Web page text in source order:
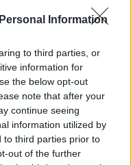
Information
to third parties, or
information for
the below opt-out
note that after your
continue seeing
information utilized by
to third parties prior to
out of the further
1: «Κόλλησε» στην
την πρόκριση το
ΚΏΣΤΑΣ ΜΠΑΤΖΏΝΗΣ